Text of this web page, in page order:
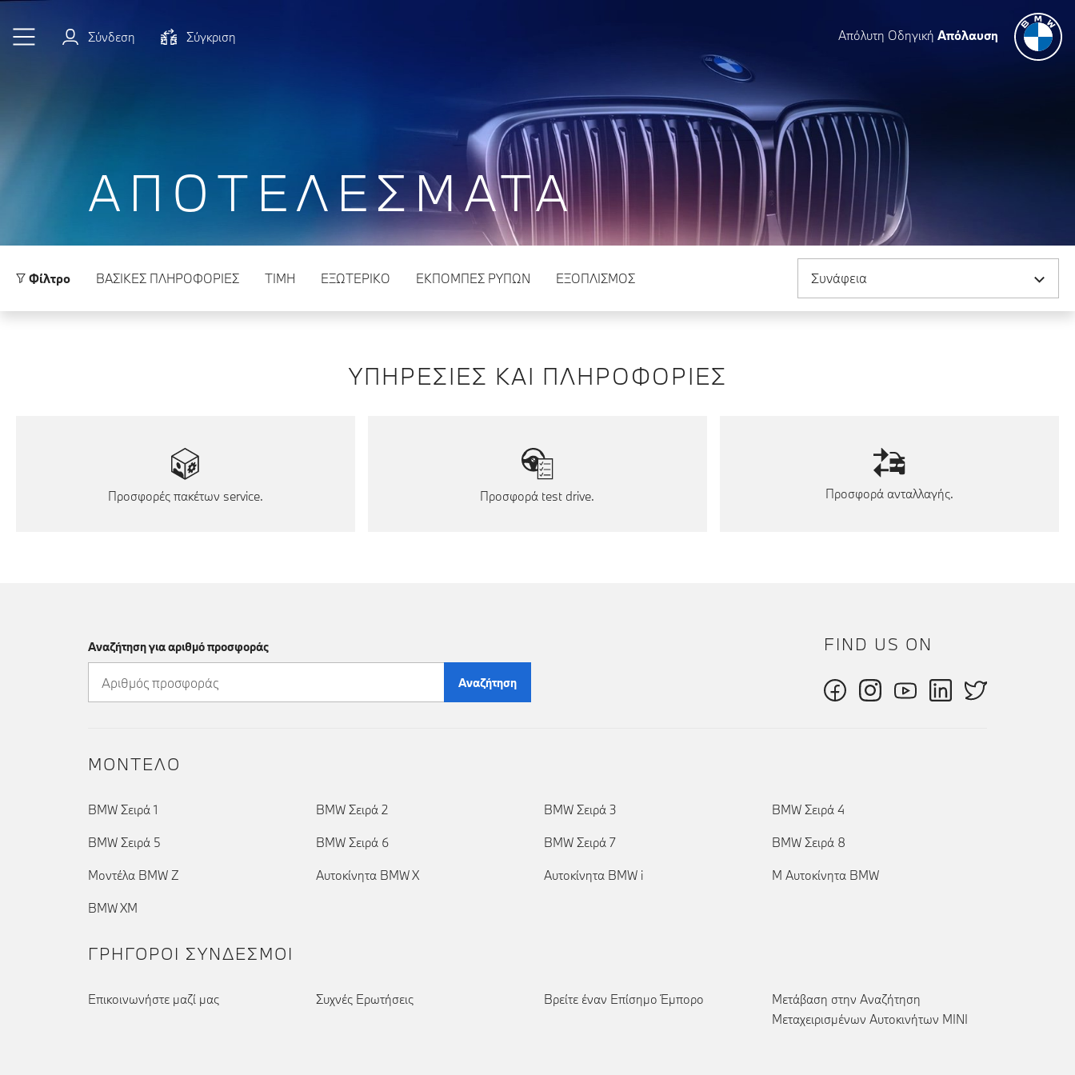
Σύνδεση
Σύγκριση Απόλυτη Οδηγική Απόλαυση
ΑΠΟΤΕΛΕΣΜΑΤΑ
Φίλτρο ΒΑΣΙΚΈΣ ΠΛΗΡΟΦΟΡΊΕΣ ΤΙΜΗ ΕΞΩΤΕΡΙΚΌ ΕΚΠΟΜΠΕΣ ΡΥΠΩΝ ΕΞΟΠΛΙΣΜΌΣ
ΥΠΗΡΕΣΊΕΣ ΚΑΙ ΠΛΗΡΟΦΟΡΊΕΣ
Προσφορές πακέτων service. Προσφορά test drive. Προσφορά ανταλλαγής.
Αναζήτηση για αριθμό προσφοράς
Αναζήτηση
FIND US ON
ΜΟΝΤΕΛΟ
BMW Σειρά 1 BMW Σειρά 2 BMW Σειρά 3 BMW Σειρά 4
BMW Σειρά 5 BMW Σειρά 6 BMW Σειρά 7 BMW Σειρά 8
Μοντέλα BMW Z Αυτοκίνητα BMW X Αυτοκίνητα BMW i Μ Αυτοκίνητα BMW
BMW XM
ΓΡΉΓΟΡΟΙ ΣΎΝΔΕΣΜΟΙ
Επικοινωνήστε μαζί μας Συχνές Ερωτήσεις Βρείτε έναν Επίσημο Έμπορο
Μετάβαση στην Αναζήτηση
Μεταχειρισμένων Αυτοκινήτων MINI